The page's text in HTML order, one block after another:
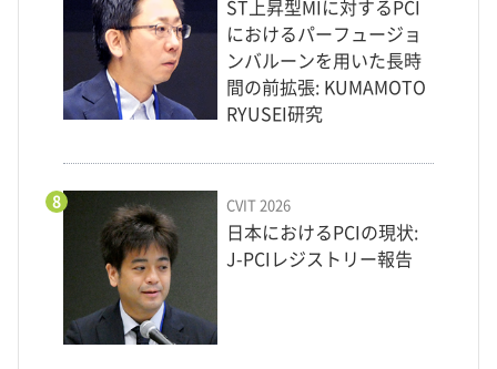
ST上昇型MIに対するPCI
におけるパーフュージョ
ンバルーンを用いた長時
間の前拡張: KUMAMOTO
RYUSEI研究
8 CVIT 2026
日本におけるPCIの現状:
J-PCIレジストリー報告